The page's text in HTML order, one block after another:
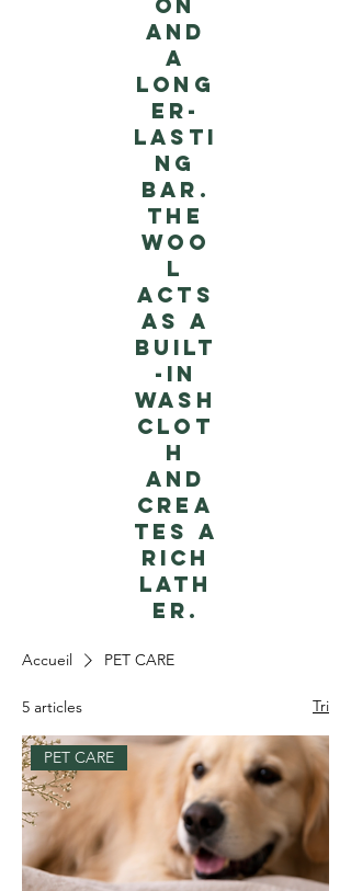
on
and
a
long
er-
lasti
ng
bar.
The
woo
l
acts
as a
built
-in
wash
clot
h
and
crea
tes a
rich
lath
er.
Accueil PET CARE
5 articles Tri
PET CARE